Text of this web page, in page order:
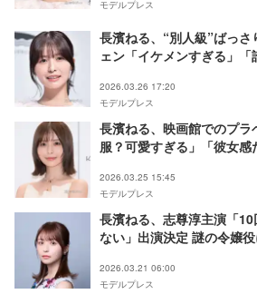
モデルプレス
長濱ねる、“別人級”ばっ
ェン「イケメンすぎる」
2026.03.26 17:20
モデルプレス
長濱ねる、映画館でのプ
服？可愛すぎる」「彼女感
2026.03.25 15:45
モデルプレス
長濱ねる、志尊淳主演「
ない」出演決定 謎の令嬢
2026.03.21 06:00
モデルプレス